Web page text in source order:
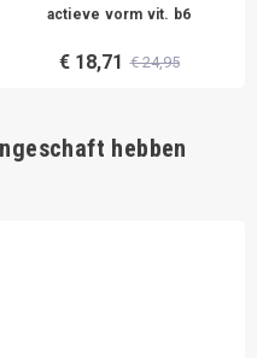
actieve vorm vit. b6
€ 18,71 € 24,95
hebben